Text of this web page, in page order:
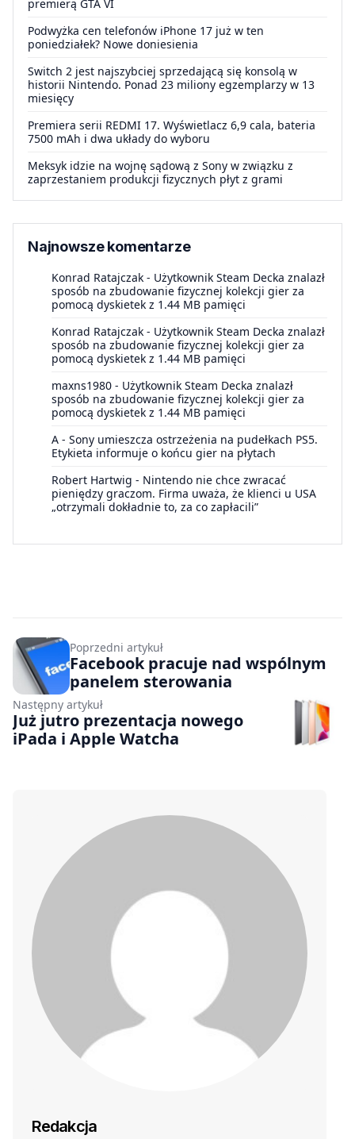
premierą GTA VI
Podwyżka cen telefonów iPhone 17 już w ten
poniedziałek? Nowe doniesienia
Switch 2 jest najszybciej sprzedającą się konsolą w
historii Nintendo. Ponad 23 miliony egzemplarzy w 13
miesięcy
Premiera serii REDMI 17. Wyświetlacz 6,9 cala, bateria
7500 mAh i dwa układy do wyboru
Meksyk idzie na wojnę sądową z Sony w związku z
zaprzestaniem produkcji fizycznych płyt z grami
Najnowsze komentarze
Konrad Ratajczak - Użytkownik Steam Decka znalazł
sposób na zbudowanie fizycznej kolekcji gier za
pomocą dyskietek z 1.44 MB pamięci
Konrad Ratajczak - Użytkownik Steam Decka znalazł
sposób na zbudowanie fizycznej kolekcji gier za
pomocą dyskietek z 1.44 MB pamięci
maxns1980 - Użytkownik Steam Decka znalazł
sposób na zbudowanie fizycznej kolekcji gier za
pomocą dyskietek z 1.44 MB pamięci
A - Sony umieszcza ostrzeżenia na pudełkach PS5.
Etykieta informuje o końcu gier na płytach
Robert Hartwig - Nintendo nie chce zwracać
pieniędzy graczom. Firma uważa, że klienci u USA
„otrzymali dokładnie to, za co zapłacili”
Poprzedni artykuł
Facebook pracuje nad wspólnym
panelem sterowania
Następny artykuł
Już jutro prezentacja nowego
iPada i Apple Watcha
Redakcja